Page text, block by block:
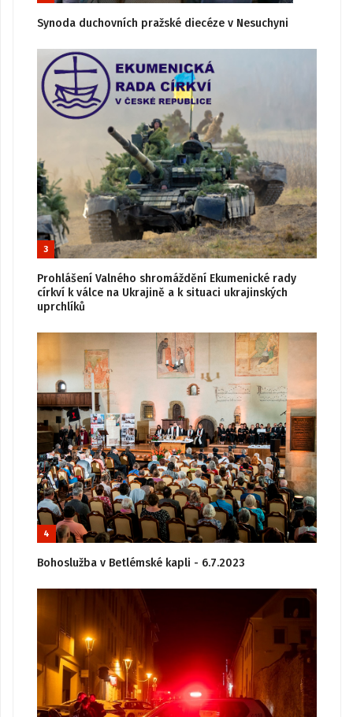
Synoda duchovních pražské diecéze v Nesuchyni
3
Prohlášení Valného shromáždění Ekumenické rady
církví k válce na Ukrajině a k situaci ukrajinských
uprchlíků
4
Bohoslužba v Betlémské kapli - 6.7.2023